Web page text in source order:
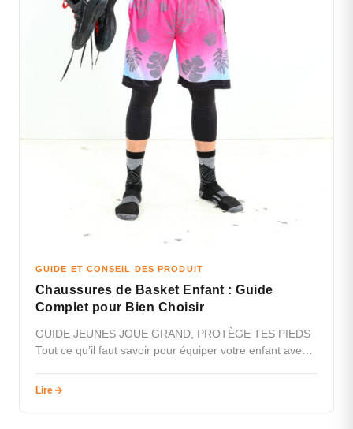
GUIDE ET CONSEIL DES PRODUIT
Chaussures de Basket Enfant : Guide
Complet pour Bien Choisir
GUIDE JEUNES JOUE GRAND, PROTÈGE TES PIEDS
Tout ce qu’il faut savoir pour équiper votre enfant avec
Lire